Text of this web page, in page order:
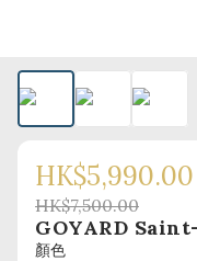
HK$5,990.00
HK$7,500.00
GOYARD
顏色